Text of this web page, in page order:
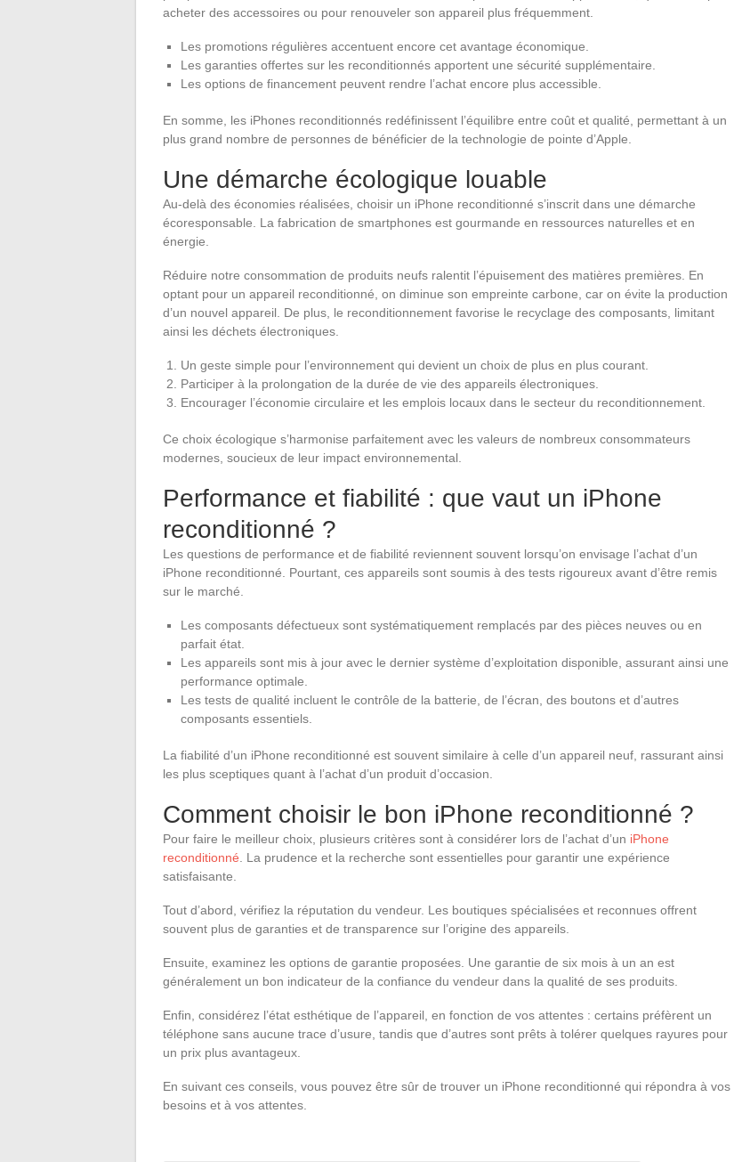
acheter des accessoires ou pour renouveler son appareil plus fréquemment.
Les promotions régulières accentuent encore cet avantage économique.
Les garanties offertes sur les reconditionnés apportent une sécurité supplémentaire.
Les options de financement peuvent rendre l’achat encore plus accessible.
En somme, les iPhones reconditionnés redéfinissent l’équilibre entre coût et qualité, permettant à un
plus grand nombre de personnes de bénéficier de la technologie de pointe d’Apple.
Une démarche écologique louable
Au-delà des économies réalisées, choisir un iPhone reconditionné s’inscrit dans une démarche
écoresponsable. La fabrication de smartphones est gourmande en ressources naturelles et en
énergie.
Réduire notre consommation de produits neufs ralentit l’épuisement des matières premières. En
optant pour un appareil reconditionné, on diminue son empreinte carbone, car on évite la production
d’un nouvel appareil. De plus, le reconditionnement favorise le recyclage des composants, limitant
ainsi les déchets électroniques.
Un geste simple pour l’environnement qui devient un choix de plus en plus courant.
Participer à la prolongation de la durée de vie des appareils électroniques.
Encourager l’économie circulaire et les emplois locaux dans le secteur du reconditionnement.
Ce choix écologique s’harmonise parfaitement avec les valeurs de nombreux consommateurs
modernes, soucieux de leur impact environnemental.
Performance et fiabilité : que vaut un iPhone
reconditionné ?
Les questions de performance et de fiabilité reviennent souvent lorsqu’on envisage l’achat d’un
iPhone reconditionné. Pourtant, ces appareils sont soumis à des tests rigoureux avant d’être remis
sur le marché.
Les composants défectueux sont systématiquement remplacés par des pièces neuves ou en
parfait état.
Les appareils sont mis à jour avec le dernier système d’exploitation disponible, assurant ainsi une
performance optimale.
Les tests de qualité incluent le contrôle de la batterie, de l’écran, des boutons et d’autres
composants essentiels.
La fiabilité d’un iPhone reconditionné est souvent similaire à celle d’un appareil neuf, rassurant ainsi
les plus sceptiques quant à l’achat d’un produit d’occasion.
Comment choisir le bon iPhone reconditionné ?
Pour faire le meilleur choix, plusieurs critères sont à considérer lors de l’achat d’un iPhone
reconditionné . La prudence et la recherche sont essentielles pour garantir une expérience
satisfaisante.
Tout d’abord, vérifiez la réputation du vendeur. Les boutiques spécialisées et reconnues offrent
souvent plus de garanties et de transparence sur l’origine des appareils.
Ensuite, examinez les options de garantie proposées. Une garantie de six mois à un an est
généralement un bon indicateur de la confiance du vendeur dans la qualité de ses produits.
Enfin, considérez l’état esthétique de l’appareil, en fonction de vos attentes : certains préfèrent un
téléphone sans aucune trace d’usure, tandis que d’autres sont prêts à tolérer quelques rayures pour
un prix plus avantageux.
En suivant ces conseils, vous pouvez être sûr de trouver un iPhone reconditionné qui répondra à vos
besoins et à vos attentes.